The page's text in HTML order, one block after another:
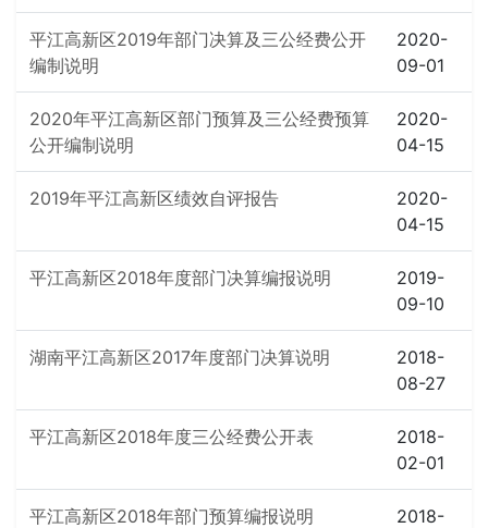
平江高新区2019年部门决算及三公经费公开
编制说明
2020-
09-01
2020年平江高新区部门预算及三公经费预算
公开编制说明
2020-
04-15
2019年平江高新区绩效自评报告
2020-
04-15
平江高新区2018年度部门决算编报说明
2019-
09-10
湖南平江高新区2017年度部门决算说明
2018-
08-27
平江高新区2018年度三公经费公开表
2018-
02-01
平江高新区2018年部门预算编报说明
2018-